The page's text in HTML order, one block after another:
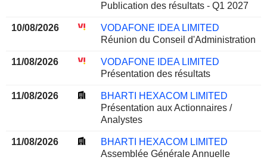
Publication des résultats - Q1 2027
10/08/2026
VODAFONE IDEA LIMITED
Réunion du Conseil d'Administration
11/08/2026
VODAFONE IDEA LIMITED
Présentation des résultats
11/08/2026
BHARTI HEXACOM LIMITED
Présentation aux Actionnaires /
Analystes
11/08/2026
BHARTI HEXACOM LIMITED
Assemblée Générale Annuelle